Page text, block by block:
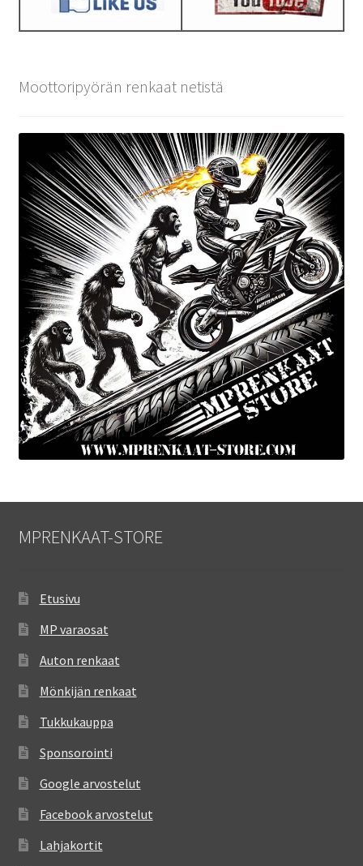
Moottoripyörän renkaat netistä
MPRENKAAT-STORE
Etusivu
MP varaosat
Auton renkaat
Mönkijän renkaat
Tukkukauppa
Sponsorointi
Google arvostelut
Facebook arvostelut
Lahjakortit